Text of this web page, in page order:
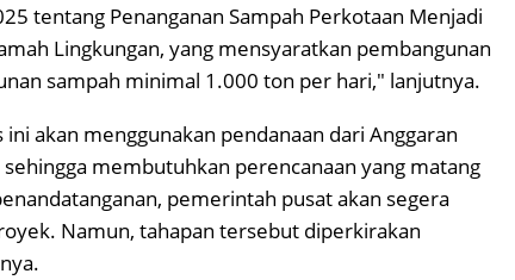
tentang Penanganan Sampah Perkotaan Menjadi
Lingkungan, yang mensyaratkan pembangunan
sampah minimal 1.000 ton per hari," lanjutnya.
akan menggunakan pendanaan dari Anggaran
membutuhkan perencanaan yang matang
pemerintah pusat akan segera
Namun, tahapan tersebut diperkirakan